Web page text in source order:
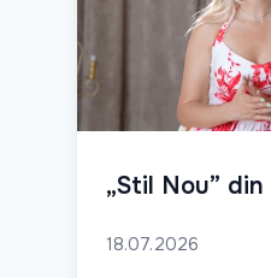
„Stil Nou”
18.07.2026